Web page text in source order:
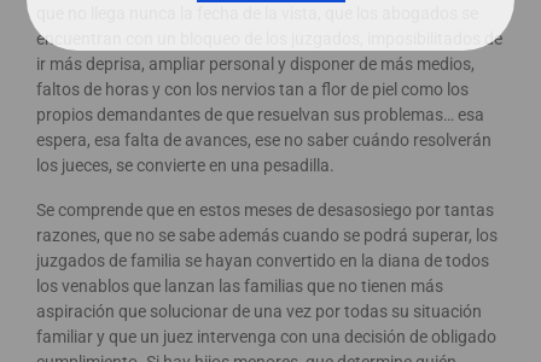
encuentran con un bloqueo de los juzgados, imposibilitados de
ir más deprisa, ampliar personal y disponer de más medios,
faltos de horas y con los nervios tan a flor de piel como los
propios demandantes de que resuelvan sus problemas… esa
espera, esa falta de avances, ese no saber cuándo resolverán
los jueces, se convierte en una pesadilla.
Se comprende que en estos meses de desasosiego por tantas
razones, que no se sabe además cuando se podrá superar, los
juzgados de familia se hayan convertido en la diana de todos
los venablos que lanzan las familias que no tienen más
aspiración que solucionar de una vez por todas su situación
familiar y que un juez intervenga con una decisión de obligado